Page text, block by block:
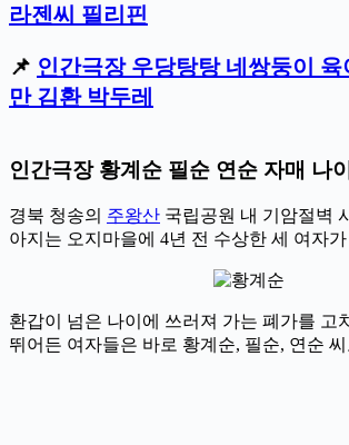
라젠씨 필리핀
📌 인간극장 우당탕탕 네쌍둥이
만 김환 박두레
인간극장 황계순 필순 연순 자매 나
경북 청송의 주왕산 국립공원 내 기암절벽
아지는 오지마을에 4년 전 수상한 세 여자
환갑이 넘은 나이에 쓰러져 가는 폐가를 고
뛰어든 여자들은 바로 황계순, 필순, 연순